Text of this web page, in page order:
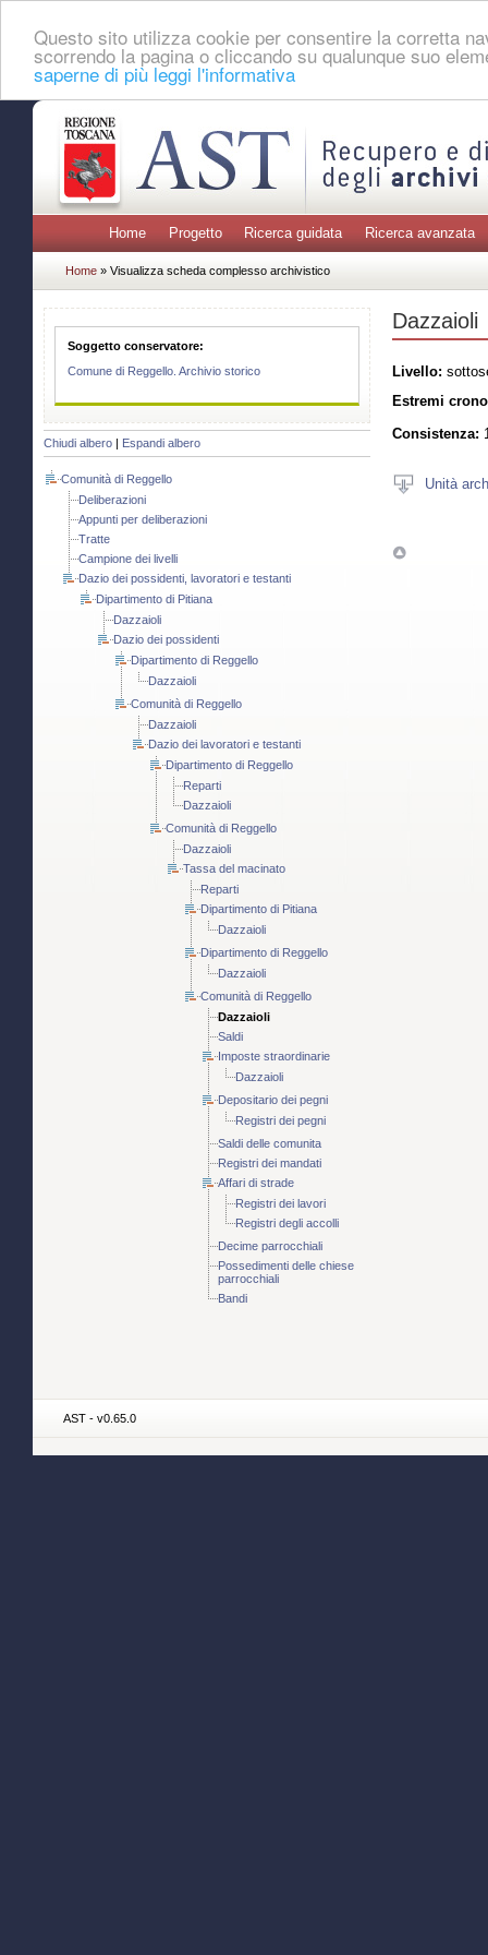
Questo sito utilizza cookie per consentire la corretta
scorrendo la pagina o cliccando su qualunque suo
saperne di più leggi l'informativa
Home Progetto Ricerca guidata Ricerca avanzata
Home » Visualizza scheda complesso archivistico
Soggetto conservatore:
Comune di Reggello. Archivio storico
Chiudi albero Espandi albero
Comunità di Reggello
Deliberazioni
Appunti per deliberazioni
Tratte
Campione dei livelli
Dazio dei possidenti, lavoratori e testanti
Dipartimento di Pitiana
Dazzaioli
Dazio dei possidenti
Dipartimento di Reggello
Dazzaioli
Comunità di Reggello
Dazzaioli
Dazio dei lavoratori e testanti
Dipartimento di Reggello
Reparti
Dazzaioli
Comunità di Reggello
Dazzaioli
Tassa del macinato
Reparti
Dipartimento di Pitiana
Dazzaioli
Dipartimento di Reggello
Dazzaioli
Comunità di Reggello
Dazzaioli
Saldi
Imposte straordinarie
Dazzaioli
Depositario dei pegni
Registri dei pegni
Saldi delle comunita
Registri dei mandati
Affari di strade
Registri dei lavori
Registri degli accolli
Decime parrocchiali
Possedimenti delle chiese
parrocchiali
Bandi
Dazzaioli
Livello:
Estremi
Consistenza:
Unità
AST - v0.65.0